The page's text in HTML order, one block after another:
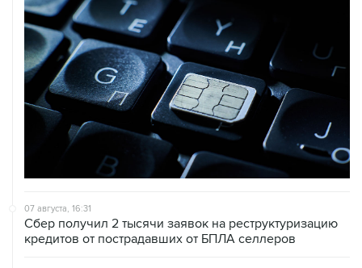
07 августа, 16:31
Сбер получил 2 тысячи заявок на реструктуризацию
кредитов от пострадавших от БПЛА селлеров